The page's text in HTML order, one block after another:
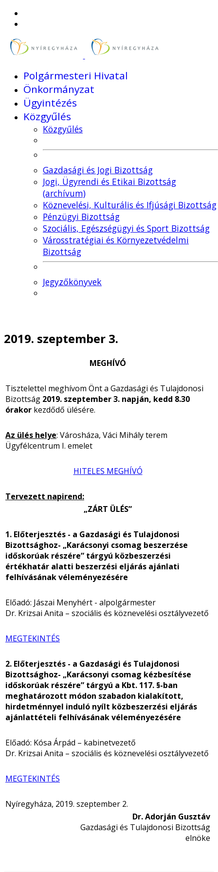
Polgármesteri Hivatal
Önkormányzat
Ügyintézés
Közgyűlés
Közgyűlés
Gazdasági és Jogi Bizottság
Jogi, Ügyrendi és Etikai Bizottság
(archívum)
Köznevelési, Kulturális és Ifjúsági Bizottság
Pénzügyi Bizottság
Szociális, Egészségügyi és Sport Bizottság
Városstratégiai és Környezetvédelmi
Bizottság
Jegyzőkönyvek
2019. szeptember 3.
MEGHÍVÓ
Tisztelettel meghívom Önt a Gazdasági és Tulajdonosi
Bizottság 2019. szeptember 3. napján, kedd 8.30
órakor kezdődő ülésére.
Az ülés helye: Városháza, Váci Mihály terem
Ügyfélcentrum I. emelet
HITELES MEGHÍVÓ
Tervezett napirend:
„ZÁRT ÜLÉS”
1. Előterjesztés - a Gazdasági és Tulajdonosi
Bizottsághoz- „Karácsonyi csomag beszerzése
időskorúak részére” tárgyú közbeszerzési
értékhatár alatti beszerzési eljárás ajánlati
felhívásának véleményezésére
Előadó: Jászai Menyhért - alpolgármester
Dr. Krizsai Anita – szociális és köznevelési osztályvezető
MEGTEKINTÉS
2. Előterjesztés - a Gazdasági és Tulajdonosi
Bizottsághoz- „Karácsonyi csomag kézbesítése
időskorúak részére” tárgyú a Kbt. 117. §-ban
meghatározott módon szabadon kialakított,
hirdetménnyel induló nyílt közbeszerzési eljárás
ajánlattételi felhívásának véleményezésére
Előadó: Kósa Árpád – kabinetvezető
Dr. Krizsai Anita – szociális és köznevelési osztályvezető
MEGTEKINTÉS
Nyíregyháza, 2019. szeptember 2.
Dr. Adorján Gusztáv
Gazdasági és Tulajdonosi Bizottság
elnöke